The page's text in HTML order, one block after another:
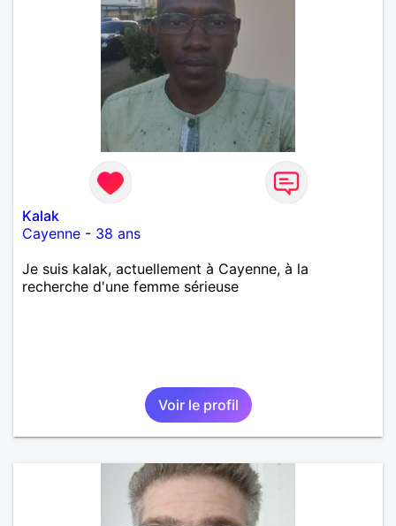
Kalak
Cayenne - 38 ans
Je suis kalak, actuellement à Cayenne, à la
recherche d'une femme sérieuse
Voir le profil